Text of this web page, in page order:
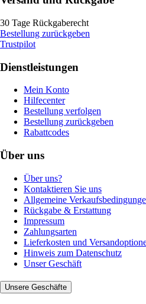
30 Tage Rückgaberecht
Bestellung zurückgeben
Trustpilot
Dienstleistungen
Mein Konto
Hilfecenter
Bestellung verfolgen
Bestellung zurückgeben
Rabattcodes
Über uns
Über uns?
Kontaktieren Sie uns
Allgemeine
Rückgabe & Erstattung
Impressum
Zahlungsarten
Lieferkosten und
Hinweis zum Datenschutz
Unser Geschäft
Unsere Geschäfte